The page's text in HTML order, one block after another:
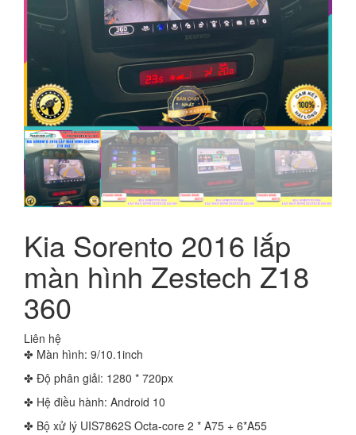
Kia Sorento 2016 lắp
màn hình Zestech Z18
360
Liên hệ
✤ Màn hình: 9/10.1inch
✤ Độ phân giải: 1280 * 720px
✤ Hệ điều hành: Android 10
✤ Bộ xử lý UIS7862S Octa-core 2 * A75 + 6*A55